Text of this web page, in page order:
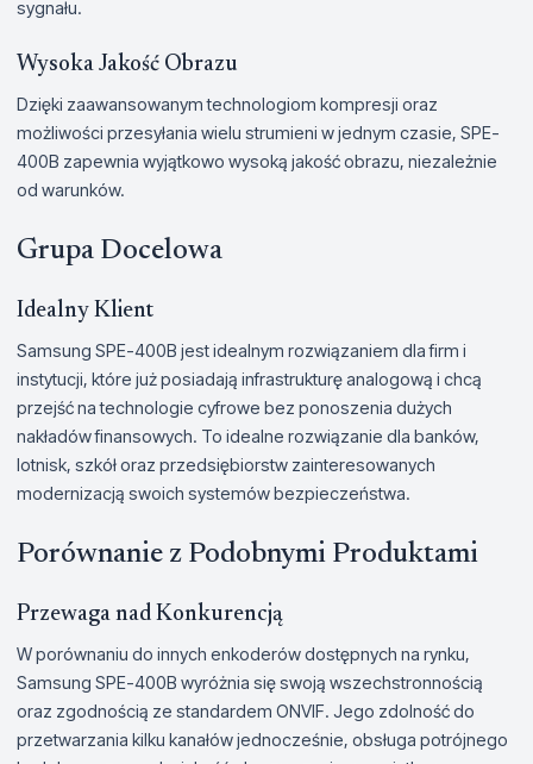
sygnału.
Wysoka Jakość Obrazu
Dzięki zaawansowanym technologiom kompresji oraz
możliwości przesyłania wielu strumieni w jednym czasie, SPE-
400B zapewnia wyjątkowo wysoką jakość obrazu, niezależnie
od warunków.
Grupa Docelowa
Idealny Klient
Samsung SPE-400B jest idealnym rozwiązaniem dla firm i
instytucji, które już posiadają infrastrukturę analogową i chcą
przejść na technologie cyfrowe bez ponoszenia dużych
nakładów finansowych. To idealne rozwiązanie dla banków,
lotnisk, szkół oraz przedsiębiorstw zainteresowanych
modernizacją swoich systemów bezpieczeństwa.
Porównanie z Podobnymi Produktami
Przewaga nad Konkurencją
W porównaniu do innych enkoderów dostępnych na rynku,
Samsung SPE-400B wyróżnia się swoją wszechstronnością
oraz zgodnością ze standardem ONVIF. Jego zdolność do
przetwarzania kilku kanałów jednocześnie, obsługa potrójnego